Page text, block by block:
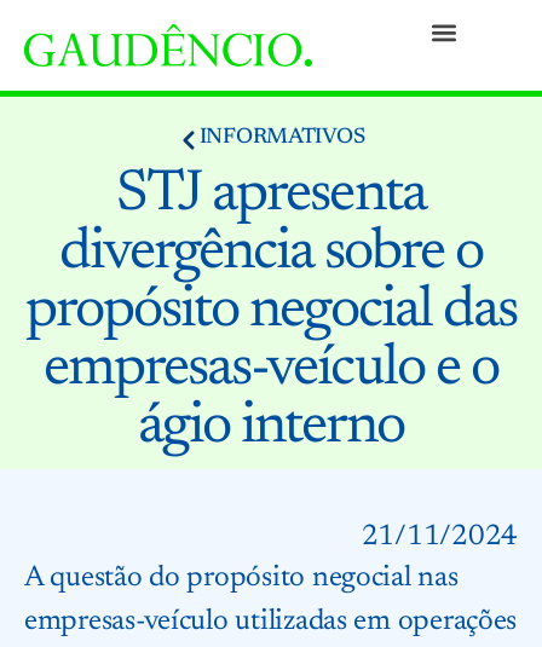
INFORMATIVOS
STJ apresenta
divergência sobre o
propósito negocial das
empresas-veículo e o
ágio interno
21/11/2024
A questão do propósito negocial nas
empresas-veículo utilizadas em operações